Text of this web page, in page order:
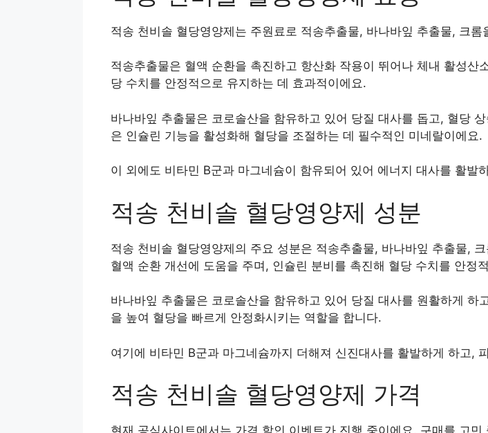
적송 천비솔 혈당영양제는 주원료로 적송추출물, 바나바잎 추출물, 크
적송추출물은 혈액 순환을 촉진하고 항산화 작용이 뛰어나 체내 활성
당 수치를 안정적으로 유지하는 데 효과적이에요.
바나바잎 추출물은 코로솔산을 함유하고 있어 당질 대사를 돕고, 혈당
은 인슐린 기능을 활성화해 혈당을 조절하는 데 필수적인 미네랄이에요.
이 외에도 비타민 B군과 마그네슘이 함유되어 있어 에너지 대사를 활발
적송 천비솔 혈당영양제 성분
적송 천비솔 혈당영양제의 주요 성분은 적송추출물, 바나바잎 추출물,
혈액 순환 개선에 도움을 주며, 인슐린 분비를 촉진해 혈당 수치를 안정
바나바잎 추출물은 코로솔산을 함유하고 있어 당질 대사를 원활하게
을 높여 혈당을 빠르게 안정화시키는 역할을 합니다.
여기에 비타민 B군과 마그네슘까지 더해져 신진대사를 활발하게 하고,
적송 천비솔 혈당영양제 가격